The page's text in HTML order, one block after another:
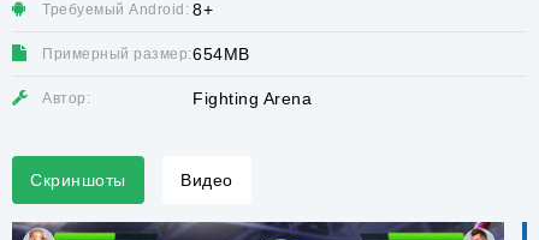
Требуемый Android: 8+
Примерный размер:654MB
Автор: Fighting Arena
Скриншоты Видео